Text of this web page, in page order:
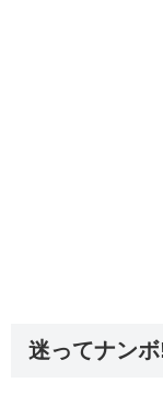
迷ってナン